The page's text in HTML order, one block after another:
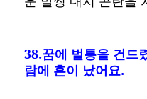
38.꿈에 벌통을 건드
람에 혼이 났어요.